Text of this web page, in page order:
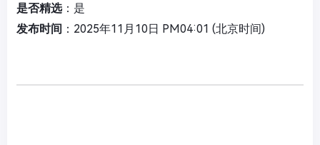
是否精选：是
发布时间 ：2025年11月10日 PM04:01 (北京时间)